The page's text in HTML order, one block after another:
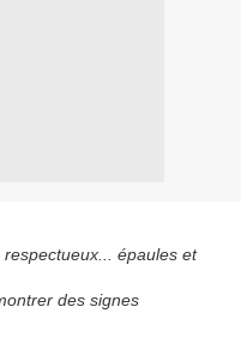
épaules et
des signes